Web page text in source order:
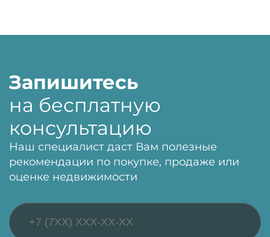
Запишитесь
на бесплатную
консультацию
Наш специалист даст Вам полезные
рекомендации по покупке, продаже или
оценке недвижимости